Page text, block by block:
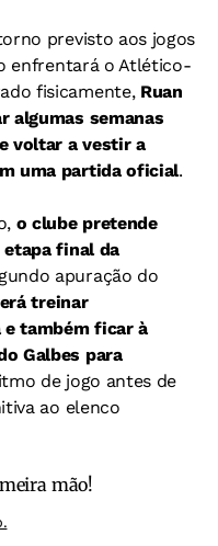
previsto aos jogos
enfrentará o Atlético-
fisicamente, Ruan
algumas semanas
voltar a vestir a
uma partida oficial.
o clube pretende
final da
apuração do
treinar
também ficar à
Galbes para
de jogo antes de
ao elenco
mão!